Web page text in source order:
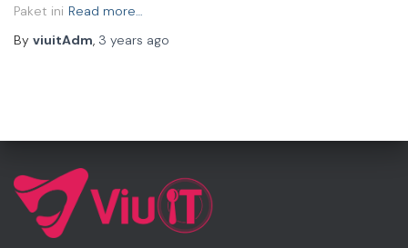
Paket ini Read more…
By viuitAdm, 3 years ago